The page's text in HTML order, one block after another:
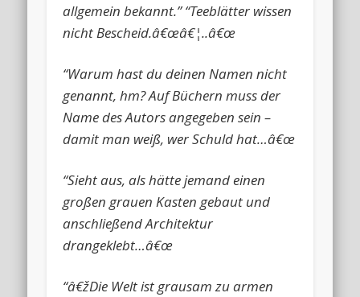
allgemein bekannt.” “Teeblätter wissen
nicht Bescheid.â€œâ€¦..â€œ
“Warum hast du deinen Namen nicht
genannt, hm? Auf Büchern muss der
Name des Autors angegeben sein –
damit man weiß, wer Schuld hat…â€œ
“Sieht aus, als hätte jemand einen
großen grauen Kasten gebaut und
anschließend Architektur
drangeklebt…â€œ
“â€žDie Welt ist grausam zu armen